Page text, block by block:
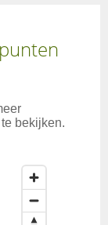
bekijken.